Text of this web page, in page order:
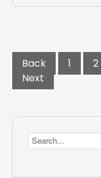
příspěvků
Back 1 2
Next